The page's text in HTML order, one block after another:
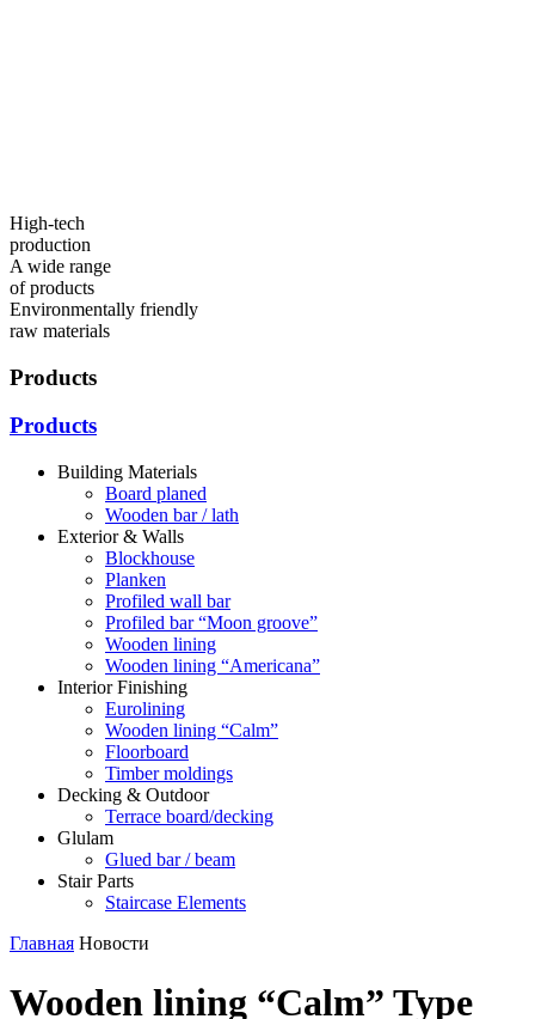
High-tech
production
A wide range
of products
Environmentally friendly
raw materials
Products
Products
Building Materials
Board planed
Wooden bar / lath
Exterior & Walls
Blockhouse
Planken
Profiled wall bar
Profiled bar “Moon groove”
Wooden lining
Wooden lining “Americana”
Interior Finishing
Eurolining
Wooden lining “Сalm”
Floorboard
Timber moldings
Decking & Outdoor
Terrace board/decking
Glulam
Glued bar / beam
Stair Parts
Staircase Elements
Главная Новости
Wooden lining “Сalm” Type